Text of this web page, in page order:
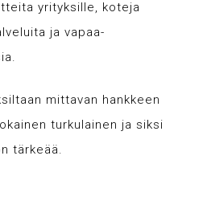
yrityksille, koteja
ja vapaa-
mittavan hankkeen
turkulainen ja siksi
tärkeää.